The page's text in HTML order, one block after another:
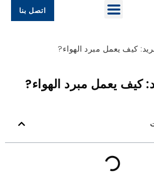
اتصل بنا
كيف يعمل مبرد الهواء?
كيف يعمل مبرد الهواء?